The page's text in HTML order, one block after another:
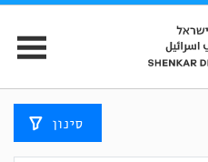
סינון